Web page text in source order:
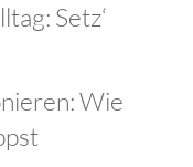
Setz‘
Wie